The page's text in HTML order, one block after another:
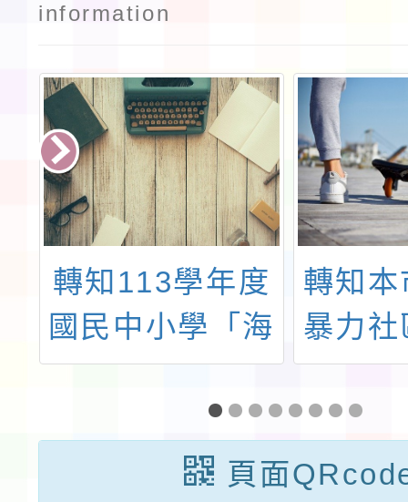
information
轉知113學年度
國民中小學「海
洋教育繪本工作
轉知
暴力
防推
暴宣
年度
頁面